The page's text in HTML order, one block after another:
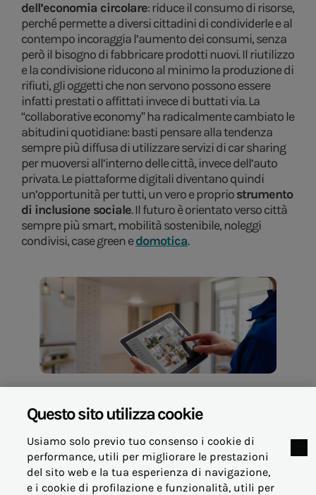
dell’economia circolare: riduce il consumo di risorse,
perché permette a diversi cittadini di condividerle e al
contempo incoraggia l’aumento dei consumi, senza
però il bisogno di fabbricare prodotti nuovi. Il riutilizzo
e la condivisione riducono al minimo la produzione di
rifiuti, gli oggetti che non servono possono essere
infatti prestati o affittati invece di buttati via. La
“collaborative economy” ha radicalmente cambiato le
abitudini quotidiane: basti pensare alla tendenza
sempre più diffusa di utilizzare servizi di car sharing
per muoversi all’interno delle città, invece dell’auto
privata. Le piattaforme digitali diventano quindi
un’opportunità per tutti, un vero e propriostrumento
di inclusione sociale. Il futuro è orientato verso città
sempre più smart, mobilità sostenibile, noleggi
condivisi, case green edomotica.
14 giugno 2024
Questo sito utilizza cookie
Usiamo solo previo tuo consenso i cookie di
performance, utili per migliorare le prestazioni
del sito web e la tua esperienza di navigazione,
e i cookie di profilazione e funzionalità, utili per